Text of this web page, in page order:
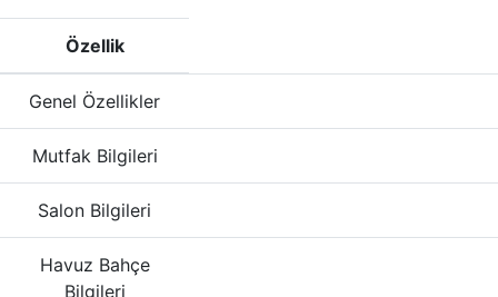
Özellik
Genel Özellikler
Mutfak Bilgileri
Salon Bilgileri
Havuz Bahçe
Bilgileri